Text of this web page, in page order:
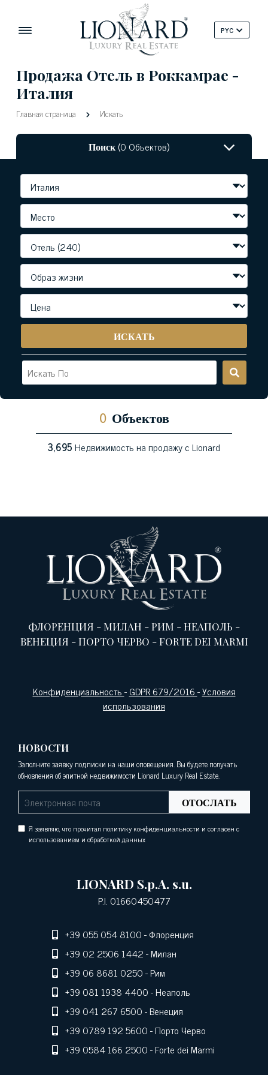
PYC
Продажа Отель в Роккамрае -
Италия
Главная страница Искать
Поиск(0 Объектов)
ИСКАТЬ
0 Объектов
3,695Недвижимость на продажу с Lionard
ФЛОРЕНЦИЯ -МИЛАН -РИМ -НЕАПОЛЬ -
ВЕНЕЦИЯ -ПОРТО ЧЕРВО -FORTE DEI MARMI
Конфиденциальность-GDPR 679/2016-Условия
использования
НОВОСТИ
Заполните заявку подписки на наши оповещения. Вы будете получать
обновления об элитной недвижимости Lionard Luxury Real Estate.
ОТОСЛАТЬ
Я заявляю, что прочитал политику конфиденциальности и согласен с
использованием и обработкой данных
LIONARD S.p.A. s.u.
P.I. 01660450477
+39 055 054 8100- Флоренция
+39 02 2506 1442- Милан
+39 06 8681 0250- Рим
+39 081 1938 4400- Неаполь
+39 041 267 6500- Венеция
+39 0789 192 5600- Порто Черво
+39 0584 166 2500- Forte dei Marmi